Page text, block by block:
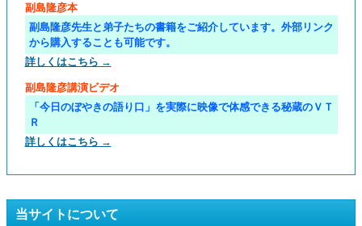
副島隆彦本
副島隆彦先生と弟子たちの書籍をご紹介しています。外部リンク
から購入することも可能です。
詳しくはこちら →
副島隆彦講演ビデオ
「今日のぼやきの語り口」を実際に映像で体感できる秘蔵のＶＴ
Ｒ
詳しくはこちら →
当サイトについて